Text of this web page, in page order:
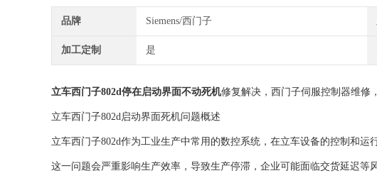
品牌 Siemens/西门子
加工定制 是
立车西门子802d停在启动界面不动死机修复解决，西门子伺服控制器维修
立车西门子802d启动界面死机问题概述
立车西门子802d作为工业生产中常用的数控系统，在立车设备的控制和
这一问题会严重影响生产效率，导致生产停滞，企业可能面临交货延迟